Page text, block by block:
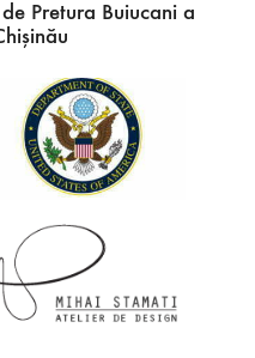
Pretura Buiucani a